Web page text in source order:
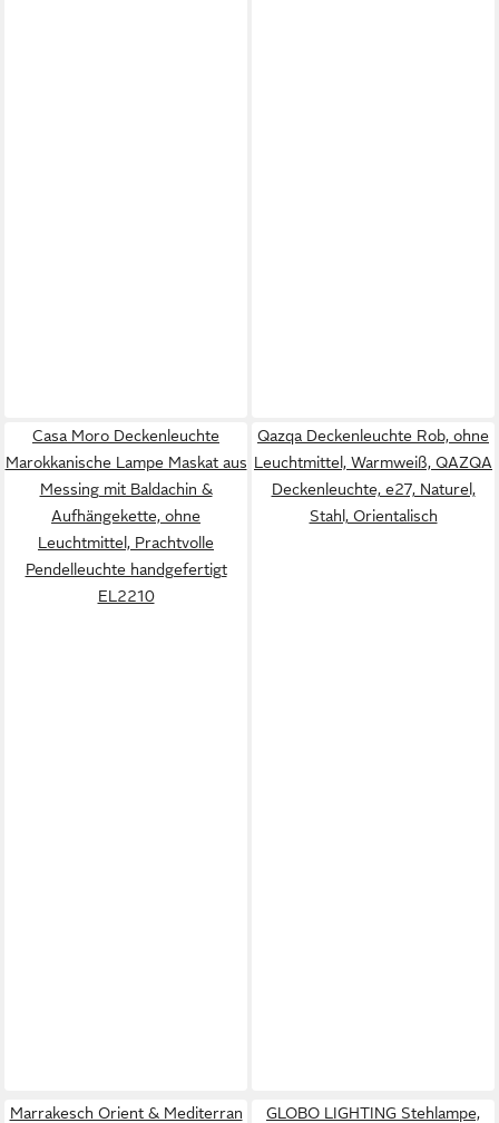
Casa Moro Deckenleuchte
Marokkanische Lampe Maskat aus
Messing mit Baldachin &
Aufhängekette, ohne
Leuchtmittel, Prachtvolle
Pendelleuchte handgefertigt
EL2210
Qazqa Deckenleuchte Rob, ohne
Leuchtmittel, Warmweiß, QAZQA
Deckenleuchte, e27, Naturel,
Stahl, Orientalisch
Marrakesch Orient & Mediterran
GLOBO LIGHTING Stehlampe,